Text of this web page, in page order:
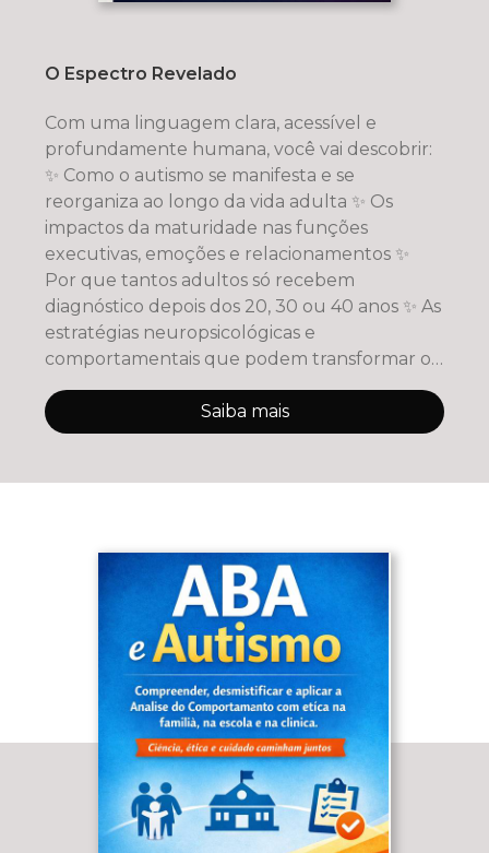
O Espectro Revelado
Com uma linguagem clara, acessível e
profundamente humana, você vai descobrir:
✨ Como o autismo se manifesta e se
reorganiza ao longo da vida adulta ✨ Os
impactos da maturidade nas funções
executivas, emoções e relacionamentos ✨
Por que tantos adultos só recebem
diagnóstico depois dos 20, 30 ou 40 anos ✨ As
estratégias neuropsicológicas e
comportamentais que podem transformar o
cotidiano ✨ Como a
Saiba mais